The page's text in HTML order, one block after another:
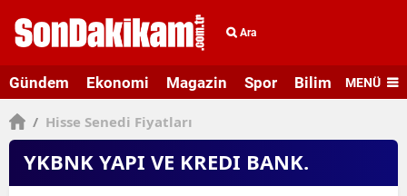
Ara
Gündem Ekonomi Magazin Spor Bilim veMENÜ
/ Hisse Senedi Fiyatları
YKBNK YAPI VE KREDI BANK.